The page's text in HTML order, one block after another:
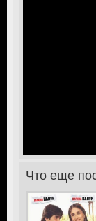
>Что еще